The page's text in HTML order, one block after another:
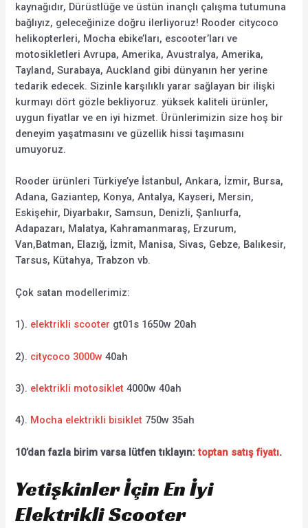
kaynağıdır, Dürüstlüğe ve üstün inançlı çalışma tutumuna
bağlıyız, geleceğinize doğru ilerliyoruz! Rooder citycoco
helikopterleri, Mocha ebike’ları, escooter’ları ve
motosikletleri Avrupa, Amerika, Avustralya, Amerika,
Tayland, Surabaya, Auckland gibi dünyanın her yerine
tedarik edecek. Sizinle karşılıklı yarar sağlayan bir ilişki
kurmayı dört gözle bekliyoruz. yüksek kaliteli ürünler,
uygun fiyatlar ve en iyi hizmet. Ürünlerimizin size hoş bir
deneyim yaşatmasını ve güzellik hissi taşımasını
umuyoruz.
Rooder ürünleri Türkiye’ye İstanbul, Ankara, İzmir, Bursa,
Adana, Gaziantep, Konya, Antalya, Kayseri, Mersin,
Eskişehir, Diyarbakır, Samsun, Denizli, Şanlıurfa,
Adapazarı, Malatya, Kahramanmaraş, Erzurum,
Van,Batman, Elazığ, İzmit, Manisa, Sivas, Gebze, Balıkesir,
Tarsus, Kütahya, Trabzon vb.
Çok satan modellerimiz:
1). elektrikli scooter gt01s 1650w 20ah
2). citycoco 3000w 40ah
3). elektrikli motosiklet 4000w 40ah
4). Mocha elektrikli bisiklet 750w 35ah
10’dan fazla birim varsa lütfen tıklayın:toptan satış fiyatı.
Yetişkinler İçin En İyi
Elektrikli Scooter